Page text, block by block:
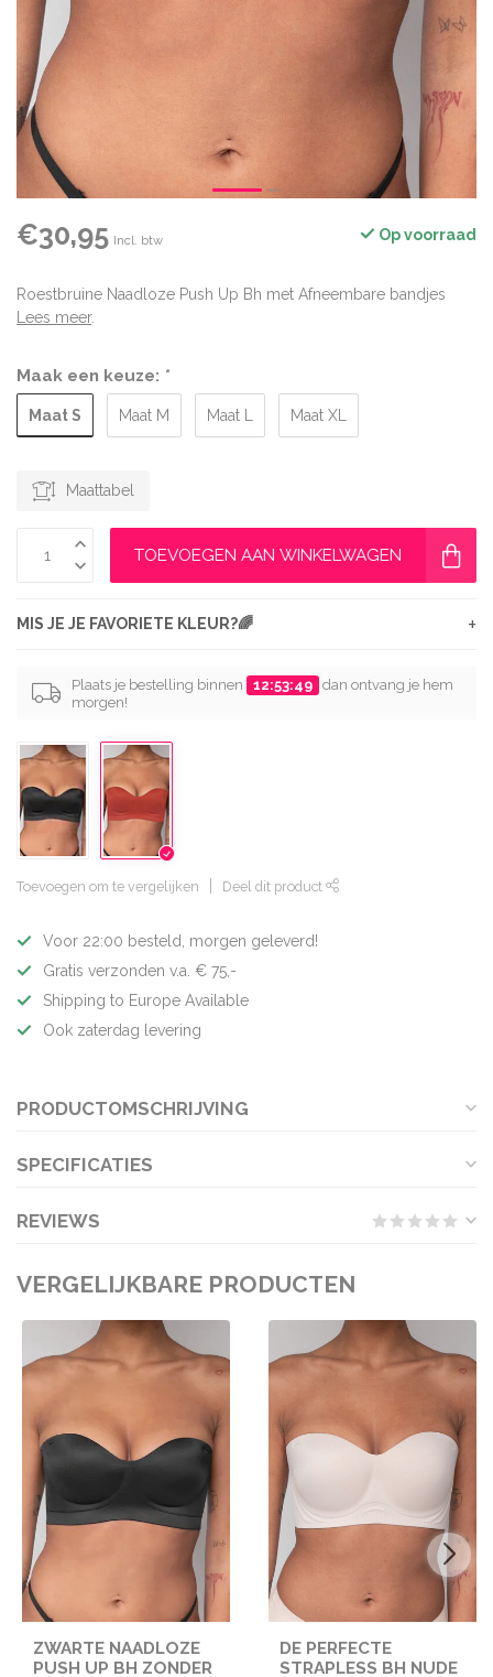
€30,95 Incl. btw Op voorraad
Roestbruine Naadloze Push Up Bh met Afneembare bandjes
Lees meer.
Maak een keuze: *
Maat S Maat M Maat L Maat XL
Maattabel
TOEVOEGEN AAN WINKELWAGEN
MIS JE JE FAVORIETE KLEUR?🌈 +
Plaats je bestelling binnen 12:53:48 dan ontvang je hem
morgen!
Toevoegen om te vergelijken Deel dit product
Voor 22:00 besteld, morgen geleverd!
Gratis verzonden v.a. € 75,-
Shipping to Europe Available
Ook zaterdag levering
PRODUCTOMSCHRIJVING
SPECIFICATIES
REVIEWS
VERGELIJKBARE PRODUCTEN
ZWARTE NAADLOZE
PUSH UP BH ZONDER
DE PERFECTE
STRAPLESS BH NUDE